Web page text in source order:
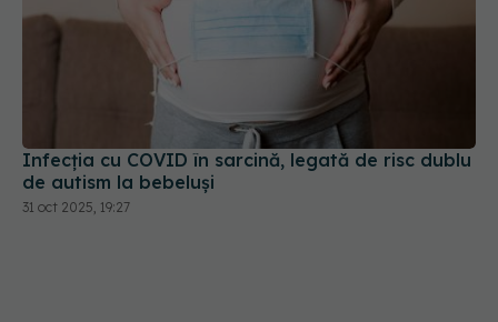
Infecția cu COVID în sarcină, legată de risc dublu
de autism la bebeluși
31 oct 2025, 19:27